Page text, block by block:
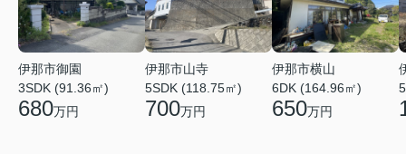
伊那市御園
3SDK (91.36㎡)
680万円
伊那市山寺
5SDK (118.75㎡)
700万円
伊那市横山
6DK (164.96㎡)
650万円